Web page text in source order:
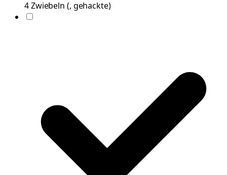
4Zwiebeln (, gehackte)